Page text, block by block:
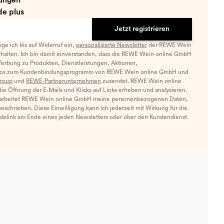
plus
Jetzt registrieren
ich bis auf Widerruf ein, personalisierte Newsletterder REWE Wein
Ich bin damit einverstanden, dass die REWE Wein online GmbH
zu Produkten, Dienstleistungen, Aktionen,
zum Kundenbindungsprogramm von REWE Wein online GmbH und
und REWE-Partnerunternehmen zusendet. REWE Wein online
Öffnung der E-Mails und Klicks auf Links erheben und analysieren.
REWE Wein online GmbH meine personenbezogenen Daten,
Diese Einwilligung kann ich jederzeit mit Wirkung für die
am Ende eines jeden Newsletters oder über den Kundendienst.